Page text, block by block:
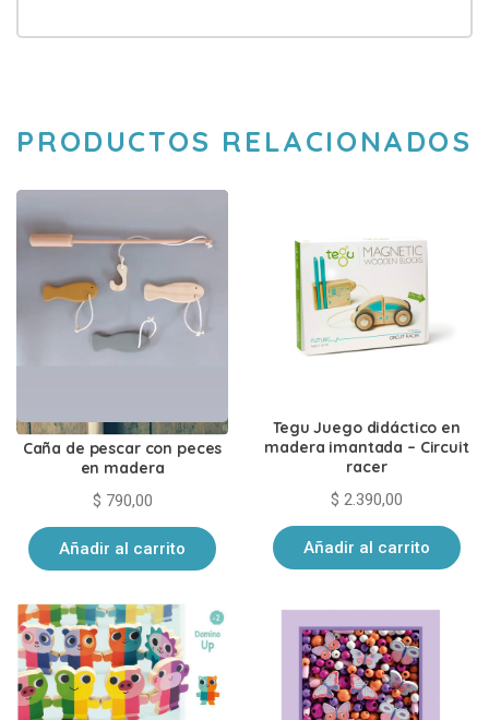
PRODUCTOS RELACIONADOS
Caña de pescar con peces
en madera
$ 790,00
Añadir al carrito
Tegu Juego didáctico en
madera imantada – Circuit
racer
$ 2.390,00
Añadir al carrito